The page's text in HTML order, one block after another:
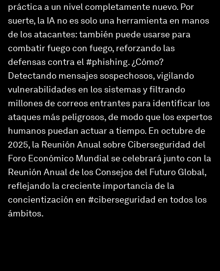
práctica a un nivel completamente nuevo. Por
suerte, la IA no es solo una herramienta en manos
de los atacantes: también puede usarse para
combatir fuego con fuego, reforzando las
defensas contra el #phishing. ¿Cómo?
Detectando mensajes sospechosos, vigilando
vulnerabilidades en los sistemas y filtrando
millones de correos entrantes para identificar los
ataques más peligrosos, de modo que los expertos
humanos puedan actuar a tiempo. En octubre de
2025, la Reunión Anual sobre Ciberseguridad del
Foro Económico Mundial se celebrará junto con la
Reunión Anual de los Consejos del Futuro Global,
reflejando la creciente importancia de la
concientización en #ciberseguridad en todos los
ámbitos.